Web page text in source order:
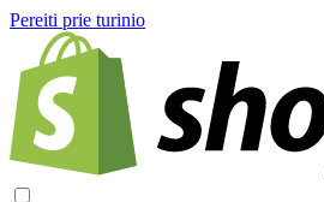
Pereiti prie turinio